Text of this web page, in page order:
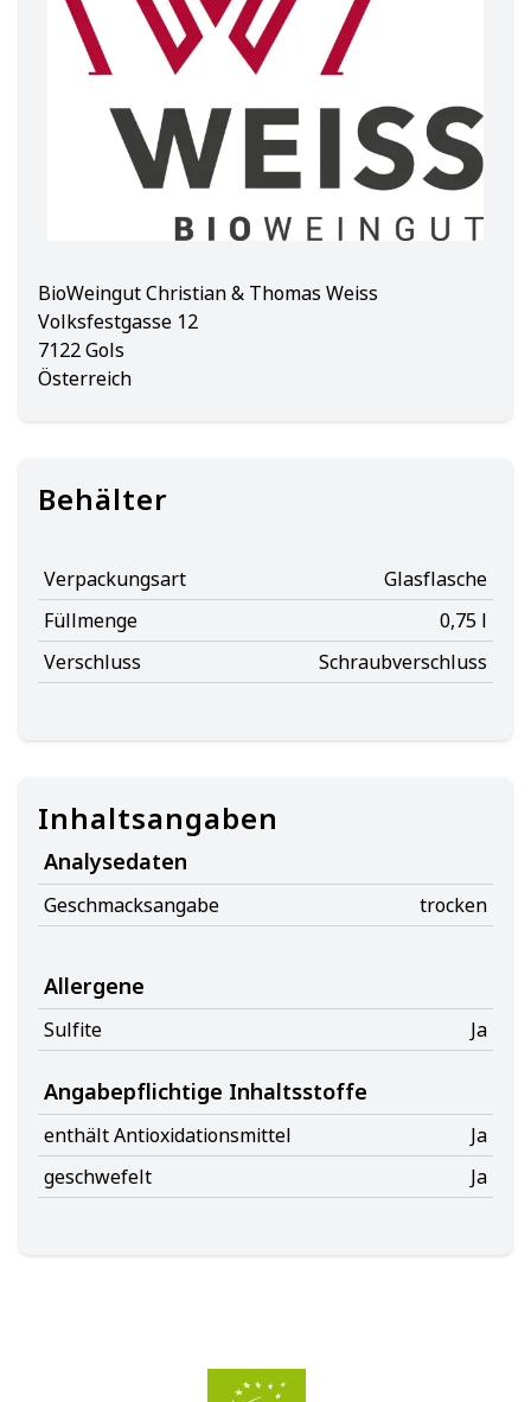
BioWeingut Christian & Thomas Weiss
Volksfestgasse 12
7122 Gols
Österreich
Behälter
Verpackungsart
Glasflasche
Füllmenge
0,75 l
Verschluss
Schraubverschluss
Inhaltsangaben
Analysedaten
Geschmacksangabe trocken
Allergene
Sulfite Ja
Angabepflichtige Inhaltsstoffe
enthält Antioxidationsmittel
Ja
geschwefelt
Ja